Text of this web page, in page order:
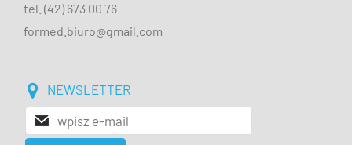
tel. (42) 673 00 76
formed.biuro@gmail.com
NEWSLETTER